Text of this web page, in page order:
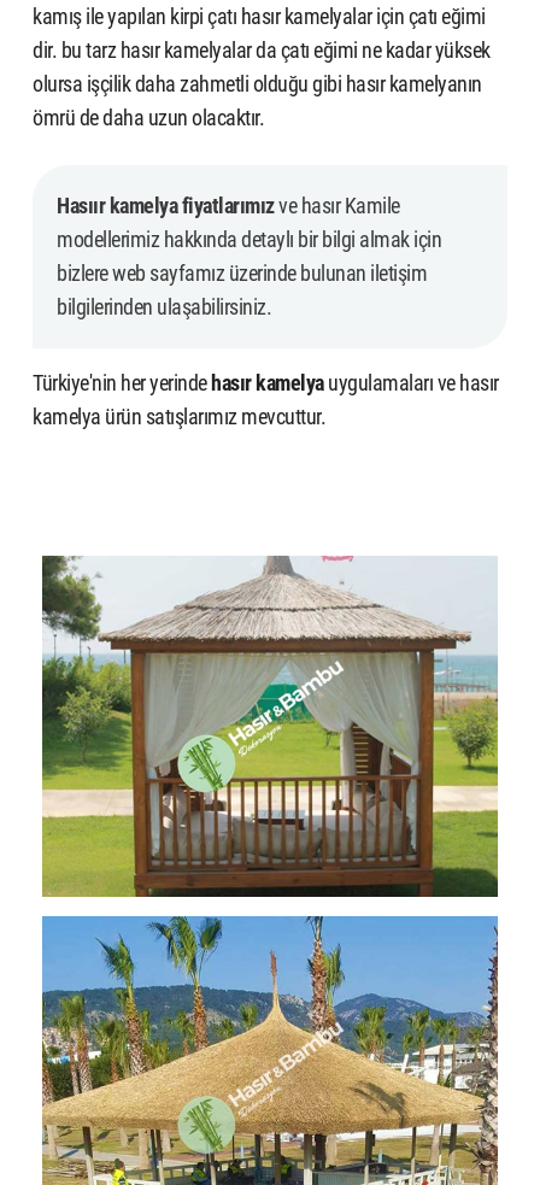
kamış ile yapılan kirpi çatı hasır kamelyalar için çatı eğimi
dir. bu tarz hasır kamelyalar da çatı eğimi ne kadar yüksek
olursa işçilik daha zahmetli olduğu gibi hasır kamelyanın
ömrü de daha uzun olacaktır.
Hasıır kamelya fiyatlarımızve hasır Kamile
modellerimiz hakkında detaylı bir bilgi almak için
bizlere web sayfamız üzerinde bulunan iletişim
bilgilerinden ulaşabilirsiniz.
Türkiye'nin her yerinde hasır kamelyauygulamaları ve hasır
kamelya ürün satışlarımız mevcuttur.